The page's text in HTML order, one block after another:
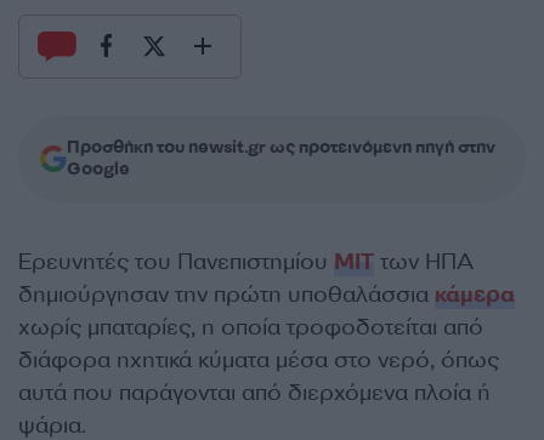
Προσθήκη του newsit.gr ως προτεινόμενη πηγή στην
Google
Ερευνητές του Πανεπιστημίου ΜΙΤ των ΗΠΑ
δημιούργησαν την πρώτη υποθαλάσσια κάμερα
χωρίς μπαταρίες, η οποία τροφοδοτείται από
διάφορα ηχητικά κύματα μέσα στο νερό, όπως
αυτά που παράγονται από διερχόμενα πλοία ή
ψάρια.